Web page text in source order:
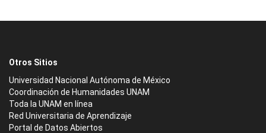
Otros Sitios
Universidad Nacional Autónoma de México
Coordinación de Humanidades UNAM
Toda la UNAM en línea
Red Universitaria de Aprendizaje
Portal de Datos Abiertos